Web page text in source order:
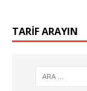
TARIF ARAYIN